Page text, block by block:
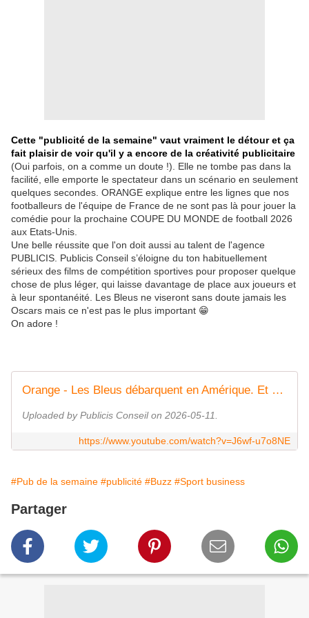
Cette "publicité de la semaine" vaut vraiment le détour et ça
fait plaisir de voir qu'il y a encore de la créativité publicitaire
(Oui parfois, on a comme un doute !). Elle ne tombe pas dans la
facilité, elle emporte le spectateur dans un scénario en seulement
quelques secondes. ORANGE explique entre les lignes que nos
footballeurs de l'équipe de France de ne sont pas là pour jouer la
comédie pour la prochaine COUPE DU MONDE de football 2026
aux Etats-Unis.
Une belle réussite que l'on doit aussi au talent de l'agence
PUBLICIS. Publicis Conseil s’éloigne du ton habituellement
sérieux des films de compétition sportives pour proposer quelque
chose de plus léger, qui laisse davantage de place aux joueurs et
à leur spontanéité. Les Bleus ne viseront sans doute jamais les
Oscars mais ce n'est pas le plus important 😁
On adore !
Orange - Les Bleus débarquent en Amérique. Et ce n'est pas pour jouer la comédie
Uploaded by Publicis Conseil on 2026-05-11.
https://www.youtube.com/watch?v=J6wf-u7o8NE
#Pub de la semaine #publicité #Buzz #Sport business
Partager